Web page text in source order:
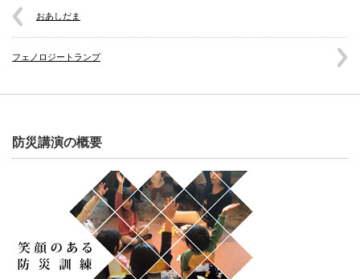
おあしだま
フェノロジートランプ
防災講演の概要